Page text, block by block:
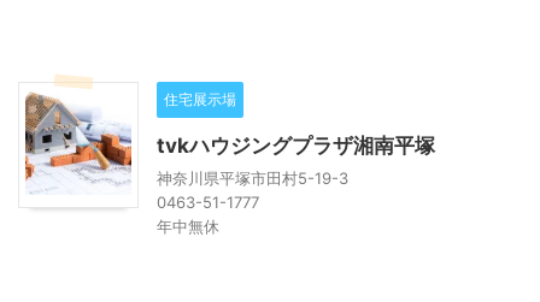
住宅展示場
tvkハウジングプラザ湘南平塚
神奈川県平塚市田村5-19-3
0463-51-1777
年中無休